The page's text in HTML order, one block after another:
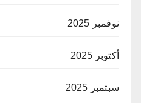
نوفمبر 2025
أكتوبر 2025
سبتمبر 2025